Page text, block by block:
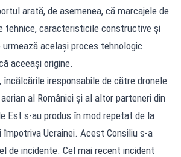
arată, de asemenea, că marcajele de
tehnice, caracteristicile constructive și
același proces tehnologic.
aceeași origine.
încălcările iresponsabile de către dronele
al României și al altor parteneri din
Est s-au produs în mod repetat de la
împotriva Ucrainei. Acest Consiliu s-a
de incidente. Cel mai recent incident